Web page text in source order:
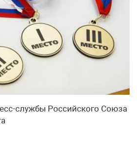
службы Российского Союза